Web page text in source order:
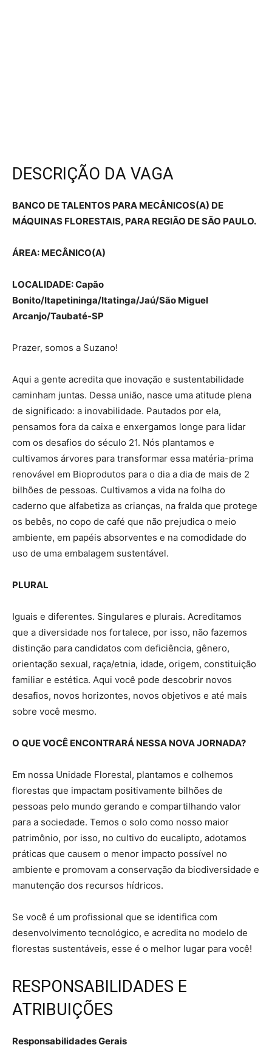
DESCRIÇÃO DA VAGA
BANCO DE TALENTOS PARA MECÂNICOS(A) DE
MÁQUINAS FLORESTAIS, PARA REGIÃO DE SÃO PAULO.
ÁREA: MECÂNICO(A)
LOCALIDADE:Capão
Bonito/Itapetininga/Itatinga/Jaú/São Miguel
Arcanjo/Taubaté-SP
Prazer, somos a Suzano!
Aqui a gente acredita que inovação e sustentabilidade
caminham juntas. Dessa união, nasce uma atitude plena
de significado: a inovabilidade. Pautados por ela,
pensamos fora da caixa e enxergamos longe para lidar
com os desafios do século 21. Nós plantamos e
cultivamos árvores para transformar essa matéria-prima
renovável em Bioprodutos para o dia a dia de mais de 2
bilhões de pessoas. Cultivamos a vida na folha do
caderno que alfabetiza as crianças, na fralda que protege
os bebês, no copo de café que não prejudica o meio
ambiente, em papéis absorventes e na comodidade do
uso de uma embalagem sustentável.
PLURAL
Iguais e diferentes. Singulares e plurais. Acreditamos
que a diversidade nos fortalece, por isso, não fazemos
distinção para candidatos com deficiência, gênero,
orientação sexual, raça/etnia, idade, origem, constituição
familiar e estética. Aqui você pode descobrir novos
desafios, novos horizontes, novos objetivos e até mais
sobre você mesmo.
O QUE VOCÊ ENCONTRARÁ NESSA NOVA JORNADA?
Em nossa Unidade Florestal, plantamos e colhemos
florestas que impactam positivamente bilhões de
pessoas pelo mundo gerando e compartilhando valor
para a sociedade. Temos o solo como nosso maior
patrimônio, por isso, no cultivo do eucalipto, adotamos
práticas que causem o menor impacto possível no
ambiente e promovam a conservação da biodiversidade e
manutenção dos recursos hídricos.
Se você é um profissional que se identifica com
desenvolvimento tecnológico, e acredita no modelo de
florestas sustentáveis, esse é o melhor lugar para você!
RESPONSABILIDADES E
ATRIBUIÇÕES
Responsabilidades Gerais